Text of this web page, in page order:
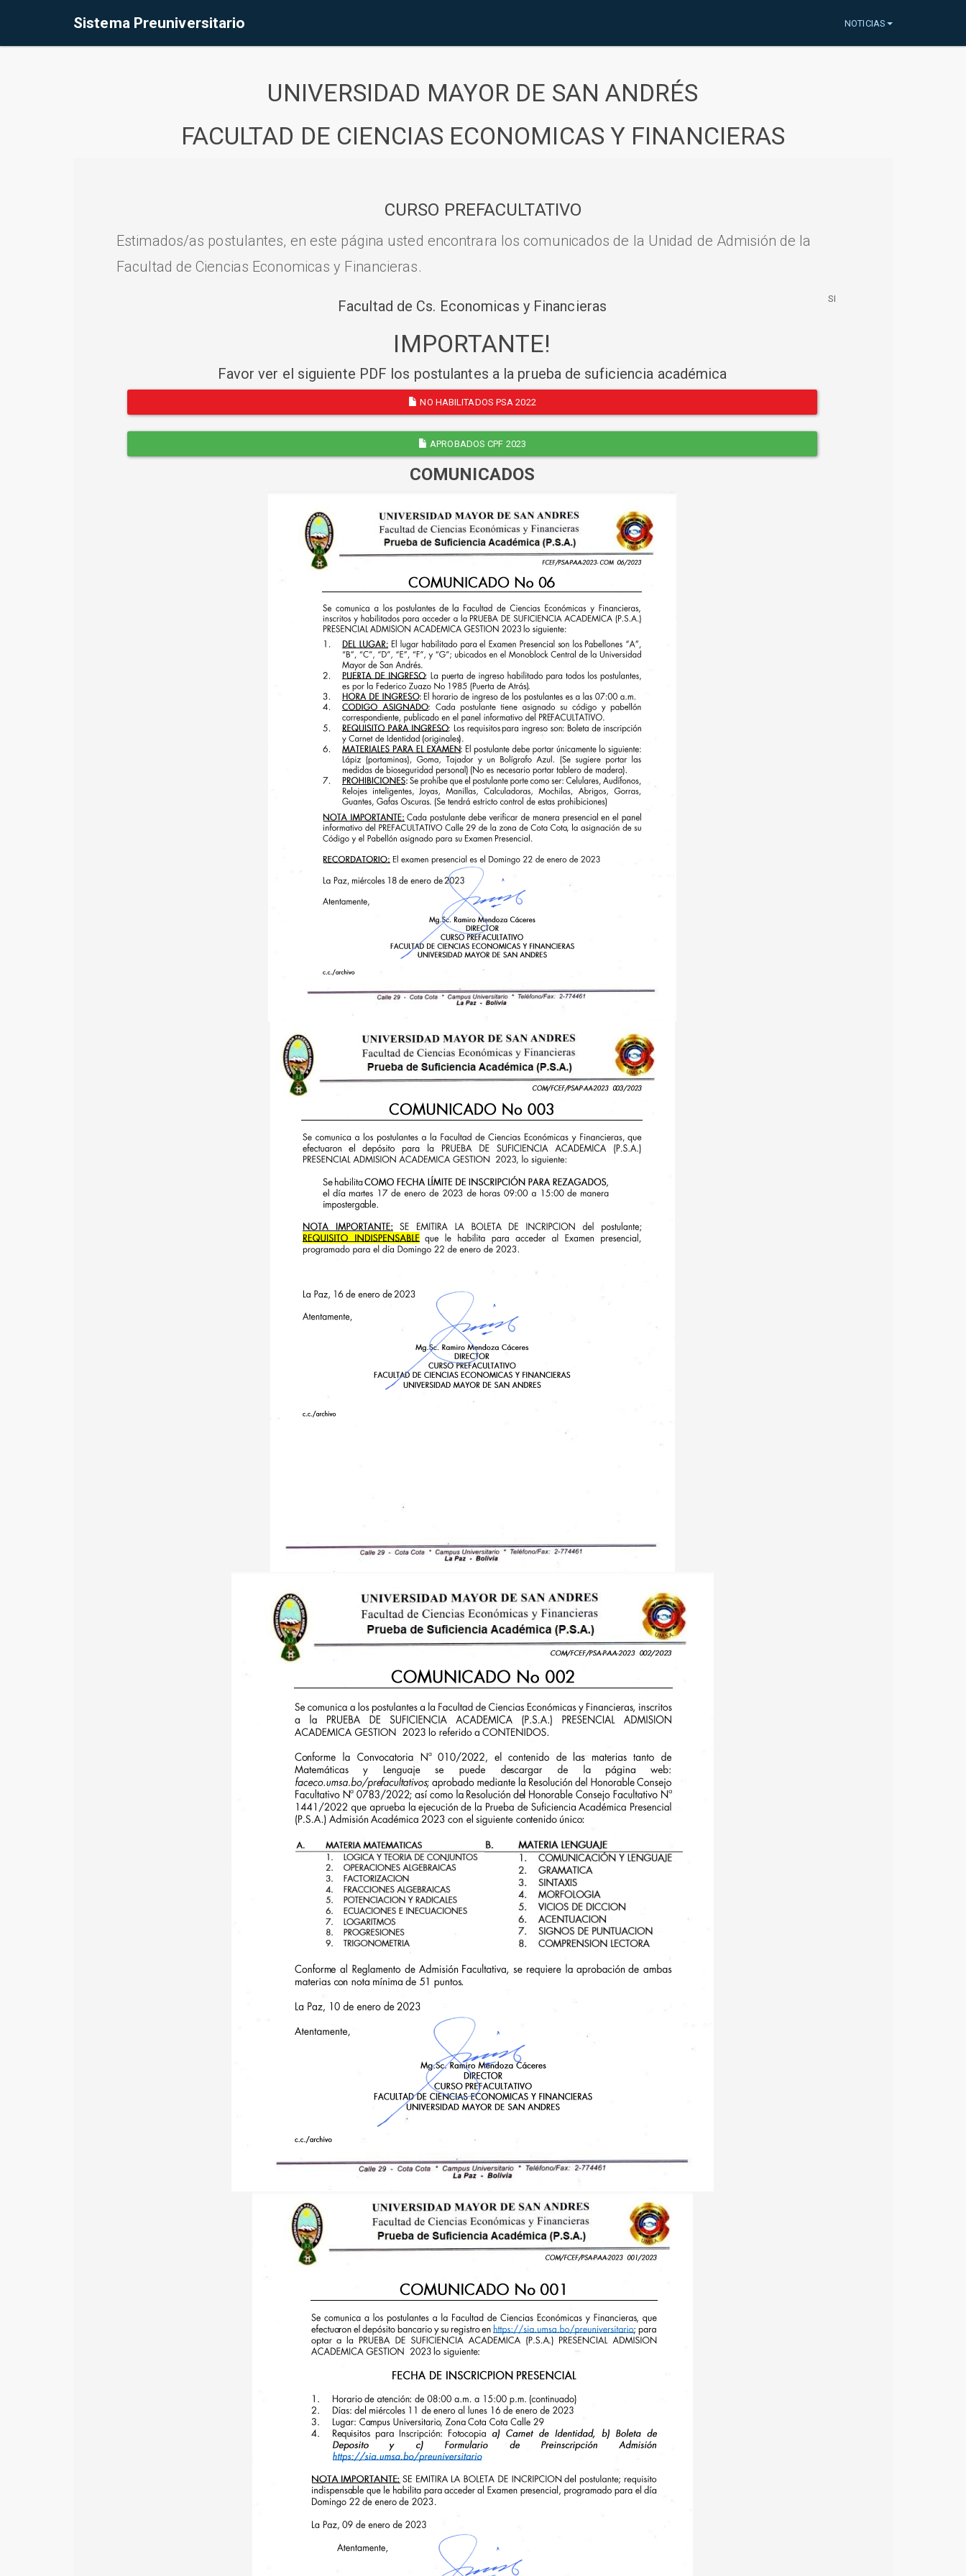
Sistema Preuniversitario NOTICIAS
UNIVERSIDAD MAYOR DE SAN ANDRÉS
FACULTAD DE CIENCIAS ECONOMICAS Y FINANCIERAS
CURSO PREFACULTATIVO
Estimados/as postulantes, en este página usted encontrara los comunicados de la Unidad de Admisión de la
Facultad de Ciencias Economicas y Financieras.
Facultad de Cs. Economicas y Financieras
IMPORTANTE!
Favor ver el siguiente PDF los postulantes a la prueba de suficiencia académica
NO HABILITADOS PSA 2022
APROBADOS CPF 2023
COMUNICADOS
SI